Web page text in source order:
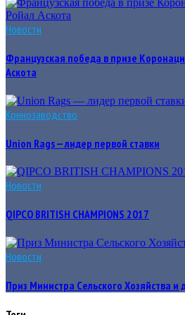
Новости
Французская победа в призе
Аскота
Коннозаводство
Union Rags — лидер первой ставки
Новости
QIPCO BRITISH CHAMPIONS 2017
Новости
Приз Министра Сельского Хозяйства и